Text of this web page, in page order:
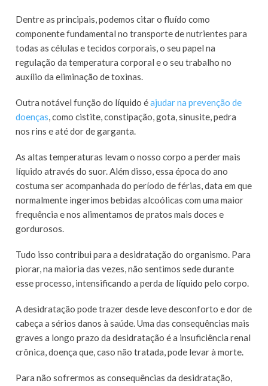
Dentre as principais, podemos citar o fluído como
componente fundamental no transporte de nutrientes para
todas as células e tecidos corporais, o seu papel na
regulação da temperatura corporal e o seu trabalho no
auxílio da eliminação de toxinas.
Outra notável função do líquido éajudar na prevenção de
doenças, como cistite, constipação, gota, sinusite, pedra
nos rins e até dor de garganta.
As altas temperaturas levam o nosso corpo a perder mais
líquido através do suor. Além disso, essa época do ano
costuma ser acompanhada do período de férias, data em que
normalmente ingerimos bebidas alcoólicas com uma maior
frequência e nos alimentamos de pratos mais doces e
gordurosos.
Tudo isso contribui para a desidratação do organismo. Para
piorar, na maioria das vezes, não sentimos sede durante
esse processo, intensificando a perda de líquido pelo corpo.
A desidratação pode trazer desde leve desconforto e dor de
cabeça a sérios danos à saúde. Uma das consequências mais
graves a longo prazo da desidratação é a insuficiência renal
crônica, doença que, caso não tratada, pode levar à morte.
Para não sofrermos as consequências da desidratação,